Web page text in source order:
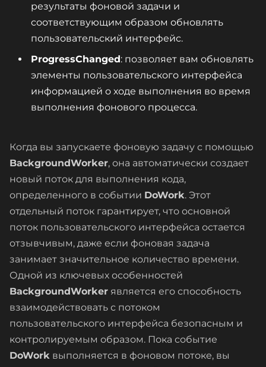
результаты фоновой задачи и
соответствующим образом обновлять
пользовательский интерфейс.
ProgressChanged: позволяет вам обновлять
элементы пользовательского интерфейса
информацией о ходе выполнения во время
выполнения фонового процесса.
Когда вы запускаете фоновую задачу с помощью
BackgroundWorker, она автоматически создает
новый поток для выполнения кода,
определенного в событии DoWork. Этот
отдельный поток гарантирует, что основной
поток пользовательского интерфейса остается
отзывчивым, даже если фоновая задача
занимает значительное количество времени.
Одной из ключевых особенностей
BackgroundWorker является его способность
взаимодействовать с потоком
пользовательского интерфейса безопасным и
контролируемым образом. Пока событие
DoWork выполняется в фоновом потоке, вы